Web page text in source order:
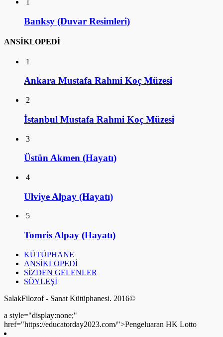
1
Banksy (Duvar Resimleri)
ANSİKLOPEDİ
1
Ankara Mustafa Rahmi Koç Müzesi
2
İstanbul Mustafa Rahmi Koç Müzesi
3
Üstün Akmen (Hayatı)
4
Ulviye Alpay (Hayatı)
5
Tomris Alpay (Hayatı)
KÜTÜPHANE
ANSİKLOPEDİ
SİZDEN GELENLER
SÖYLEŞİ
SalakFilozof - Sanat Kütüphanesi. 2016©
a style="display:none;"
href="https://educatorday2023.com/">Pengeluaran HK Lotto